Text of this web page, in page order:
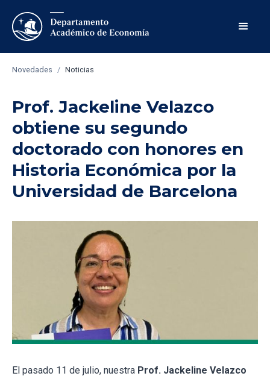
Novedades / Noticias
Prof. Jackeline Velazco
obtiene su segundo
doctorado con honores en
Historia Económica por la
Universidad de Barcelona
El pasado 11 de julio, nuestra Prof. Jackeline Velazco